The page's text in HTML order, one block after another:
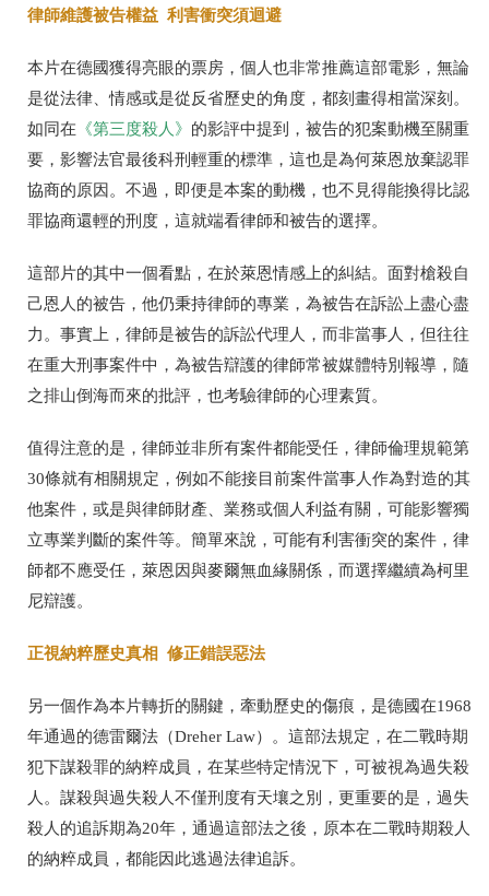
律師維護被告權益 利害衝突須迴避
本片在德國獲得亮眼的票房，個人也非常推薦這部電影，無論
是從法律、情感或是從反省歷史的角度，都刻畫得相當深刻。
如同在 《第三度殺人》 的影評中提到，被告的犯案動機至關重
要，影響法官最後科刑輕重的標準，這也是為何萊恩放棄認罪
協商的原因。不過，即便是本案的動機，也不見得能換得比認
罪協商還輕的刑度，這就端看律師和被告的選擇。
這部片的其中一個看點，在於萊恩情感上的糾結。面對槍殺自
己恩人的被告，他仍秉持律師的專業，為被告在訴訟上盡心盡
力。事實上，律師是被告的訴訟代理人，而非當事人，但往往
在重大刑事案件中，為被告辯護的律師常被媒體特別報導，隨
之排山倒海而來的批評，也考驗律師的心理素質。
值得注意的是，律師並非所有案件都能受任，律師倫理規範第
30條就有相關規定，例如不能接目前案件當事人作為對造的其
他案件，或是與律師財產、業務或個人利益有關，可能影響獨
立專業判斷的案件等。簡單來說，可能有利害衝突的案件，律
師都不應受任，萊恩因與麥爾無血緣關係，而選擇繼續為柯里
尼辯護。
正視納粹歷史真相 修正錯誤惡法
另一個作為本片轉折的關鍵，牽動歷史的傷痕，是德國在1968
年通過的德雷爾法（Dreher Law）。這部法規定，在二戰時期
犯下謀殺罪的納粹成員，在某些特定情況下，可被視為過失殺
人。謀殺與過失殺人不僅刑度有天壤之別，更重要的是，過失
殺人的追訴期為20年，通過這部法之後，原本在二戰時期殺人
的納粹成員，都能因此逃過法律追訴。